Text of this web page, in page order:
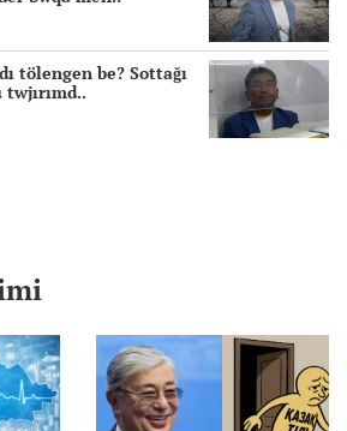
tölengen be? Sottağı